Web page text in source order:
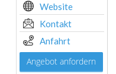
Website
Kontakt
Anfahrt
Angebot anfordern